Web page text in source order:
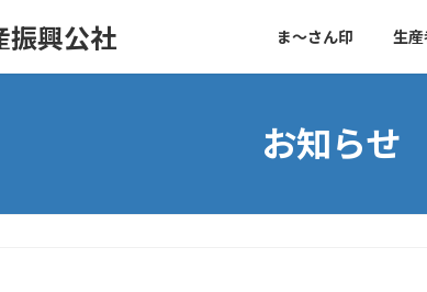
振興公社 ま～さん印 生
お知らせ